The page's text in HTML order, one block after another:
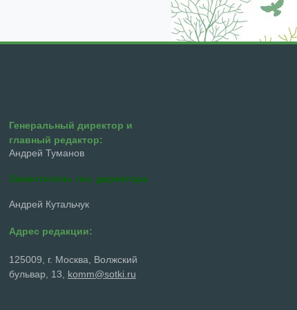
Генеральный директор и
главный редактор:
Андрей Туманов
Заместитель ген. директора
Андрей Кутальчук
Адрес редакции:
125009, г. Москва, Волжский
бульвар, 13, komm@sotki.ru